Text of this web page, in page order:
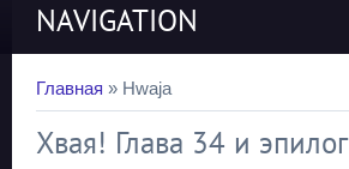
NAVIGATION
Главная » Hwaja
Хвая! Глава 34 и эпилог